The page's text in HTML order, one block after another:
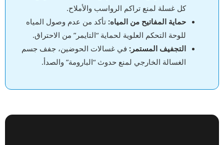
كل غسلة لمنع تراكم الرواسب والأملاح.
حماية المفاتيح من المياه: تأكد من عدم وصول المياه
للوحة التحكم العلوية لحماية “التايمر” من الاحتراق.
التجفيف المستمر: في غسالات الحوضين، جفف جسم
الغسالة الخارجي لمنع حدوث “البارومة” والصدأ.